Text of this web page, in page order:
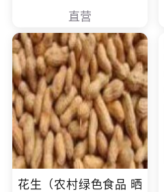
直营
花生（农村绿色食品 晒